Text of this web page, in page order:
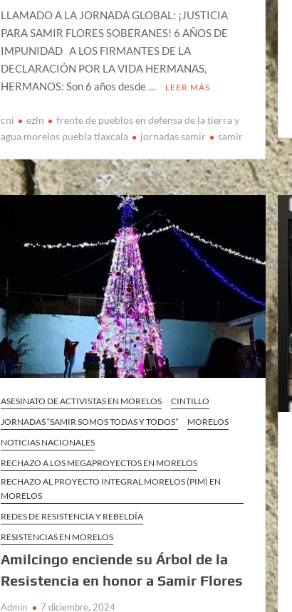
LLAMADO A LA JORNADA GLOBAL: ¡JUSTICIA
PARA SAMIR FLORES SOBERANES! 6 AÑOS DE
IMPUNIDAD A LOS FIRMANTES DE LA
DECLARACIÓN POR LA VIDA HERMANAS,
HERMANOS: Son 6 años desde …
LEER MÁS
cni ezln
frente de pueblos en defensa de la tierra y
agua morelos puebla tlaxcala
jornadas samir samir
ASESINATO DE ACTIVISTAS EN MORELOS
CINTILLO
JORNADAS “SAMIR SOMOS TODAS Y TODOS”
MORELOS
NOTICIAS NACIONALES
RECHAZO A LOS MEGAPROYECTOS EN MORELOS
RECHAZO AL PROYECTO INTEGRAL MORELOS (PIM) EN
MORELOS
REDES DE RESISTENCIA Y REBELDÍA
RESISTENCIAS EN MORELOS
Amilcingo enciende su Árbol de la
Resistencia en honor a Samir Flores
Admin 7 diciembre, 2024